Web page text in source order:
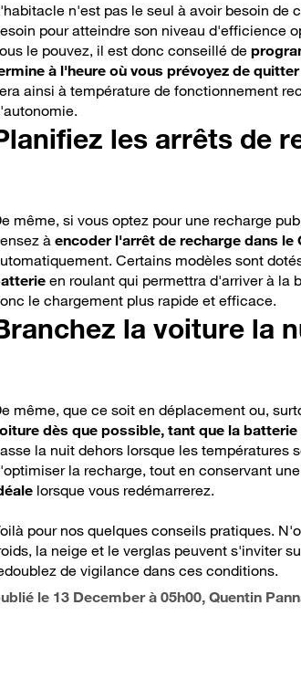
n'est pas le seul à avoir besoin de
pour atteindre son niveau d'efficience
le pouvez, il est donc conseillé de
à l'heure où vous prévoyez de
ainsi à température de fonctionnement
les arrêts de
même, si vous optez pour une recharge
à encoder l'arrêt de recharge dans le
Certains modèles sont
en roulant qui permettra d'arriver à la
le chargement plus rapide et efficace.
la voiture la
même, que ce soit en déplacement ou,
dès que possible, tant que la
la nuit dehors lorsque les températures
la recharge, tout en conservant une
lorsque vous redémarrerez.
pour nos quelques conseils pratiques.
la neige et le verglas peuvent s'inviter
de vigilance dans ces conditions.
le 13 December à 05h00, Quentin